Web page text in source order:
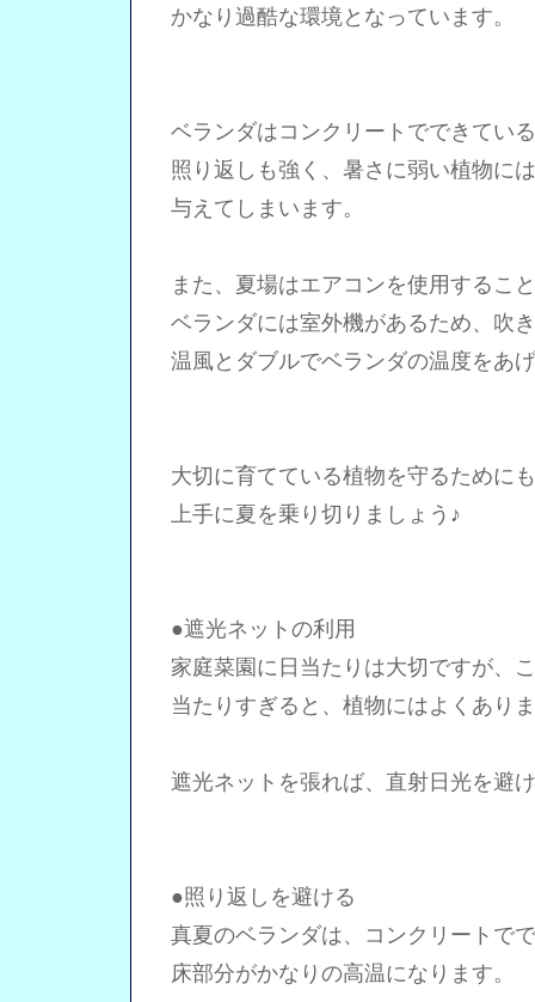
かなり過酷な環境となっています。
ベランダはコンクリートでできてい
照り返しも強く、暑さに弱い植物に
与えてしまいます。
また、夏場はエアコンを使用するこ
ベランダには室外機があるため、吹
温風とダブルでベランダの温度をあ
大切に育てている植物を守るために
上手に夏を乗り切りましょう♪
●遮光ネットの利用
家庭菜園に日当たりは大切ですが、
当たりすぎると、植物にはよくあり
遮光ネットを張れば、直射日光を避
●照り返しを避ける
真夏のベランダは、コンクリートで
床部分がかなりの高温になります。